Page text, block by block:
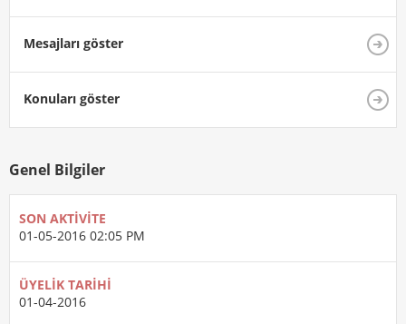
Mesajları göster
Konuları göster
Genel Bilgiler
SON AKTIVITE
01-05-2016 02:05 PM
ÜYELIK TARIHI
01-04-2016